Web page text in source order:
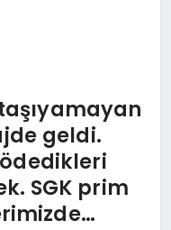
geldi.
SGK prim